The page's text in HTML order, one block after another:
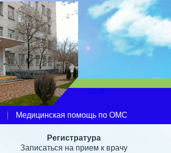
Медицинская помощь по ОМС
Регистратура
Записаться на прием к врачу